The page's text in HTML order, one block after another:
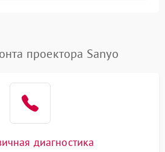
4000 ₽ Подробнее →
проектора Sanyo
диагностика